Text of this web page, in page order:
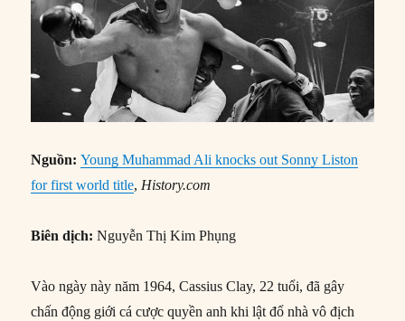
Nguồn:Young Muhammad Ali knocks out Sonny Liston
for first world title, History.com
Biên dịch: Nguyễn Thị Kim Phụng
Vào ngày này năm 1964, Cassius Clay, 22 tuổi, đã gây
chấn động giới cá cược quyền anh khi lật đổ nhà vô địch